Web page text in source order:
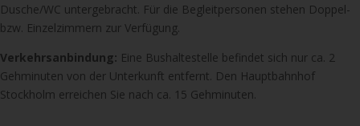
Dusche/WC untergebracht. Für die Begleitpersonen stehen Doppel-
bzw. Einzelzimmern zur Verfügung.
Verkehrsanbindung: Eine Bushaltestelle befindet sich nur ca. 2
Gehminuten von der Unterkunft entfernt. Den Hauptbahnhof
Stockholm erreichen Sie nach ca. 15 Gehminuten.